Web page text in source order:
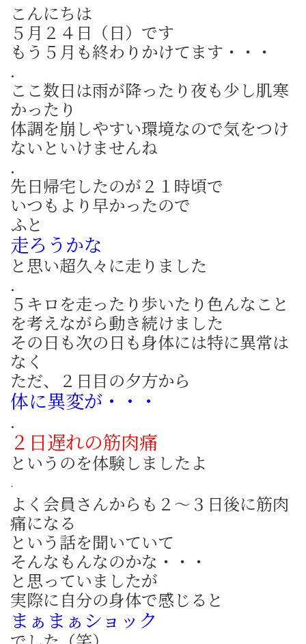
こんにちは
５月２４日（日）です
もう５月も終わりかけてます・・・
.
ここ数日は雨が降ったり夜も少し肌寒
かったり
体調を崩しやすい環境なので気をつけ
ないといけませんね
.
先日帰宅したのが２１時頃で
いつもより早かったので
ふと
走ろうかな
と思い超久々に走りました
.
５キロを走ったり歩いたり色んなこと
を考えながら動き続けました
その日も次の日も身体には特に異常は
なく
ただ、２日目の夕方から
体に異変が・・・
.
２日遅れの筋肉痛
というのを体験しましたよ
.
よく会員さんからも２～３日後に筋肉
痛になる
という話を聞いていて
そんなもんなのかな・・・
と思っていましたが
実際に自分の身体で感じると
まぁまぁショック